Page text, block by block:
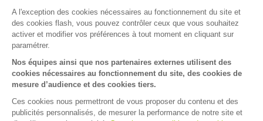
Accueil Recettes Croissants jambon cru, cantal, romarin et sauce tomates fraiches
FAQ Contact
Mentions sanitaires Cookies
Données personnelles
A l'exception des cookies nécessaires au fonctionnement du site et
des cookies flash, vous pouvez contrôler ceux que vous souhaitez
activer et modifier vos préférences à tout moment en cliquant sur
paramétrer.
Nos équipes ainsi que nos partenaires externes utilisent des
cookies nécessaires au fonctionnement du site, des cookies de
mesure d’audience et des cookies tiers.
Ces cookies nous permettront de vous proposer du contenu et des
publicités personnalisés, de mesurer la performance de notre site et